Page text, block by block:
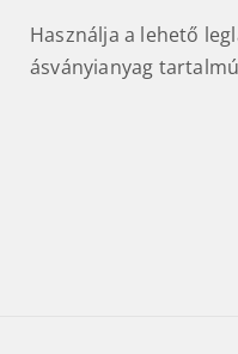
Használja a lehető
ásványianyag